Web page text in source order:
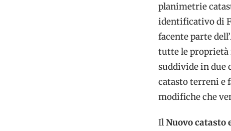
planimetrie
identificativo di
facente parte dell’
tutte le
suddivide in due
catasto terreni e
modifiche che
IlNuovo catasto